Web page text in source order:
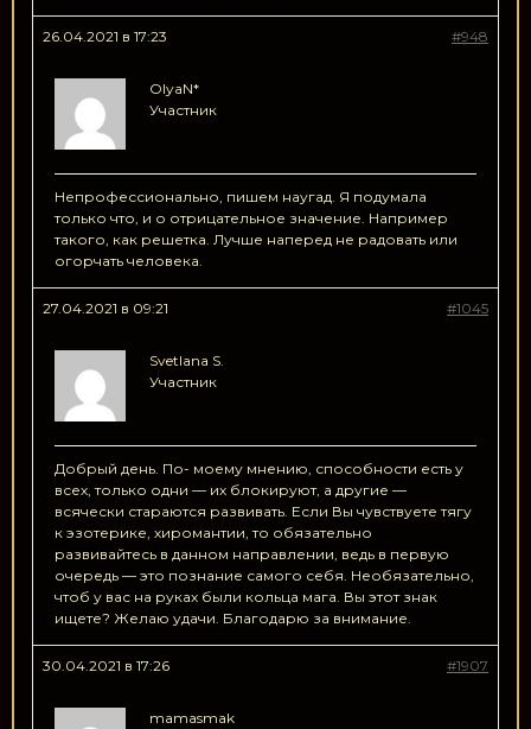
26.04.2021 в 17:23 #948
OlyaN*
Участник
Непрофессионально, пишем наугад. Я подумала
только что, и о отрицательное значение. Например
такого, как решетка. Лучше наперед не радовать или
огорчать человека.
27.04.2021 в 09:21 #1045
Svetlana S.
Участник
Добрый день. По- моему мнению, способности есть у
всех, только одни — их блокируют, а другие —
всячески стараются развивать. Если Вы чувствуете тягу
к эзотерике, хиромантии, то обязательно
развивайтесь в данном направлении, ведь в первую
очередь — это познание самого себя. Необязательно,
чтоб у вас на руках были кольца мага. Вы этот знак
ищете? Желаю удачи. Благодарю за внимание.
30.04.2021 в 17:26 #1907
mamasmak